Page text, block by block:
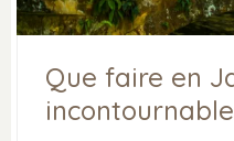
Que faire en